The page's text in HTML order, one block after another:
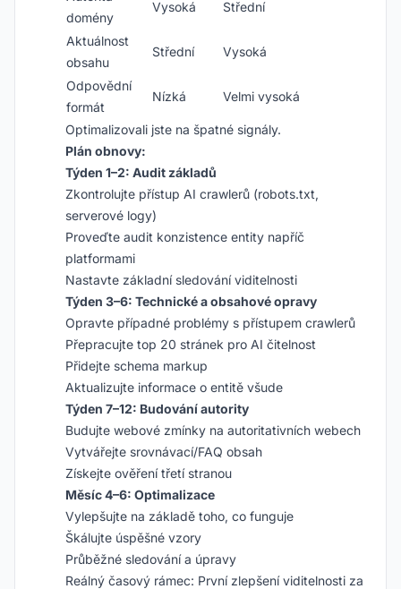
domény
Vysoká Střední
Aktuálnost
obsahu
Střední Vysoká
Odpovědní
formát
Nízká Velmi vysoká
Optimalizovali jste na špatné signály.
Plán obnovy:
Týden 1–2: Audit základů
Zkontrolujte přístup AI crawlerů (robots.txt,
serverové logy)
Proveďte audit konzistence entity napříč
platformami
Nastavte základní sledování viditelnosti
Týden 3–6: Technické a obsahové opravy
Opravte případné problémy s přístupem crawlerů
Přepracujte top 20 stránek pro AI čitelnost
Přidejte schema markup
Aktualizujte informace o entitě všude
Týden 7–12: Budování autority
Budujte webové zmínky na autoritativních webech
Vytvářejte srovnávací/FAQ obsah
Získejte ověření třetí stranou
Měsíc 4–6: Optimalizace
Vylepšujte na základě toho, co funguje
Škálujte úspěšné vzory
Průběžné sledování a úpravy
Reálný časový rámec: První zlepšení viditelnosti za